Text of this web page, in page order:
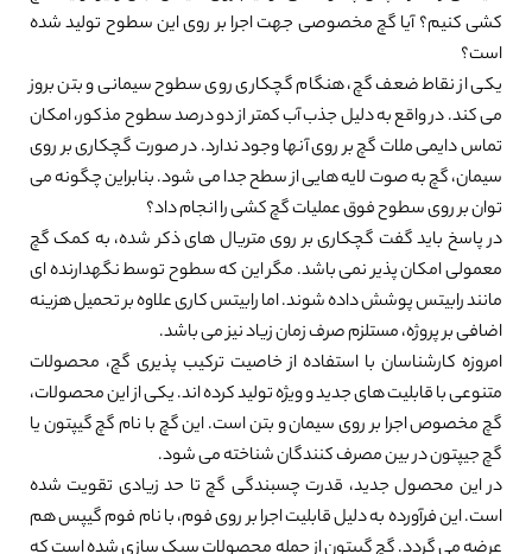
کشی کنیم؟ آیا گچ مخصوصی جهت اجرا بر روی این سطوح تولید شده
است؟
یکی از نقاط ضعف گچ، هنگام گچکاری روی سطوح سیمانی و بتن بروز
می کند. در واقع به دلیل جذب آب کمتر از دو درصد سطوح مذکور، امکان
تماس دایمی ملات گچ بر روی آنها وجود ندارد. در صورت گچکاری بر روی
سیمان، گچ به صوت لایه هایی از سطح جدا می شود. بنابراین چگونه می
توان بر روی سطوح فوق عملیات گچ کشی را انجام داد؟
در پاسخ باید گفت گچکاری بر روی متریال های ذکر شده، به کمک گچ
معمولی امکان پذیر نمی باشد. مگر این که سطوح توسط نگهدارنده ای
مانند رابیتس پوشش داده شوند. اما رابیتس کاری علاوه بر تحمیل هزینه
اضافی بر پروژه، مستلزم صرف زمان زیاد نیز می باشد.
امروزه کارشناسان با استفاده از خاصیت ترکیب پذیری گچ، محصولات
متنوعی با قابلیت های جدید و ویژه تولید کرده اند. یکی از این محصولات،
گچ مخصوص اجرا بر روی سیمان و بتن است. این گچ با نام گچ گیپتون یا
گچ جیپتون در بین مصرف کنندگان شناخته می شود.
در این محصول جدید، قدرت چسبندگی گچ تا حد زیادی تقویت شده
است. این فرآورده به دلیل قابلیت اجرا بر روی فوم، با نام فوم گیپس هم